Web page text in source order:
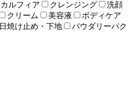
カルフィア クレンジング
洗顔
クリーム 美容液
ボディケア
日焼け止め・下地
パウダリーパク